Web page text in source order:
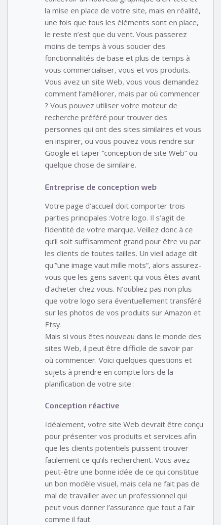
la mise en place de votre site, mais en réalité,
une fois que tous les éléments sont en place,
le reste n’est que du vent. Vous passerez
moins de temps à vous soucier des
fonctionnalités de base et plus de temps à
vous commercialiser, vous et vos produits.
Vous avez un site Web, vous vous demandez
comment l’améliorer, mais par où commencer
? Vous pouvez utiliser votre moteur de
recherche préféré pour trouver des
personnes qui ont des sites similaires et vous
en inspirer, ou vous pouvez vous rendre sur
Google et taper “conception de site Web” ou
quelque chose de similaire.
Entreprise de conception web
Votre page d’accueil doit comporter trois
parties principales :Votre logo. Il s’agit de
l’identité de votre marque. Veillez donc à ce
qu’il soit suffisamment grand pour être vu par
les clients de toutes tailles. Un vieil adage dit
qu'”une image vaut mille mots”, alors assurez-
vous que les gens savent qui vous êtes avant
d’acheter chez vous. N’oubliez pas non plus
que votre logo sera éventuellement transféré
sur les photos de vos produits sur Amazon et
Etsy.
Mais si vous êtes nouveau dans le monde des
sites Web, il peut être difficile de savoir par
où commencer. Voici quelques questions et
sujets à prendre en compte lors de la
planification de votre site :
Conception réactive
Idéalement, votre site Web devrait être conçu
pour présenter vos produits et services afin
que les clients potentiels puissent trouver
facilement ce qu’ils recherchent. Vous avez
peut-être une bonne idée de ce qui constitue
un bon modèle visuel, mais cela ne fait pas de
mal de travailler avec un professionnel qui
peut vous donner l’assurance que tout a l’air
comme il faut.